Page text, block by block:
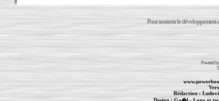
Pour soutenir le développement
Powered
Rédaction :